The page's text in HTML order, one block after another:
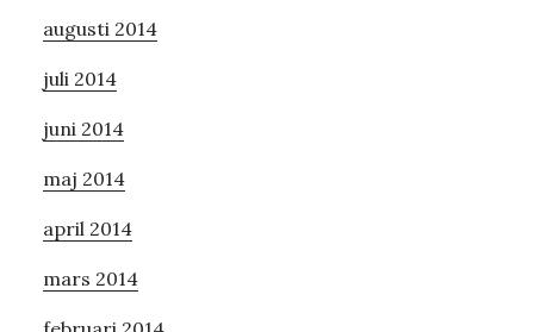
augusti 2014
juli 2014
juni 2014
maj 2014
april 2014
mars 2014